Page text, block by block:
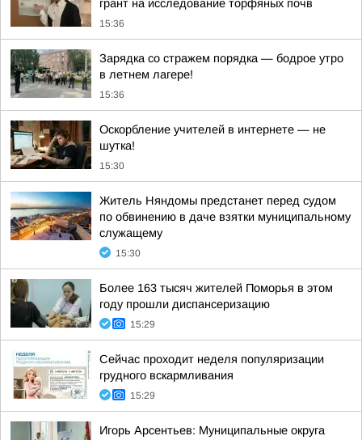
грант на исследование торфяных почв
15:36
Зарядка со стражем порядка — бодрое утро
в летнем лагере!
15:36
Оскорбление учителей в интернете — не
шутка!
15:30
Житель Няндомы предстанет перед судом
по обвинению в даче взятки муниципальному
служащему
15:30
Более 163 тысяч жителей Поморья в этом
году прошли диспансеризацию
15:29
Сейчас проходит неделя популяризации
грудного вскармливания
15:29
Игорь Арсентьев: Муниципальные округа